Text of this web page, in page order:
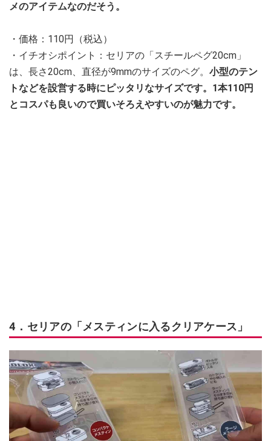
メのアイテムなのだそう。
・価格：110円（税込）
・イチオシポイント：セリアの「スチールペグ20cm」
は、長さ20cm、直径が9mmのサイズのペグ。 小型のテン
トなどを設営する時にピッタリなサイズです。1本110円
とコスパも良いので買いそろえやすいのが魅力です。
4．セリアの「メスティンに入るクリアケース」